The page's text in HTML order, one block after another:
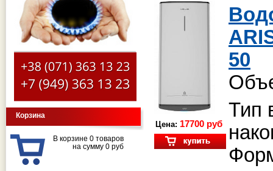
Корзина
В корзине 0 товаров
на сумму 0 руб
Цена: 17700 руб
50
Тип